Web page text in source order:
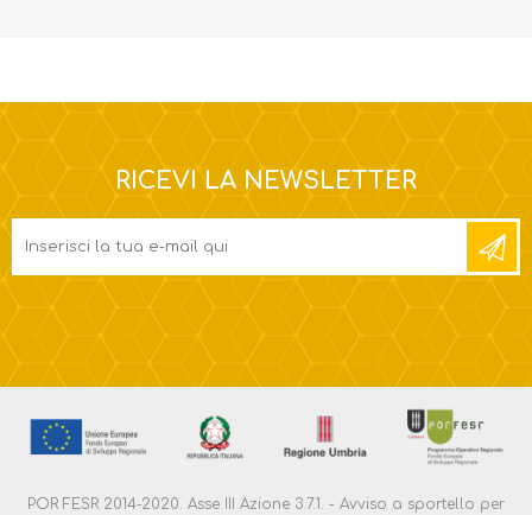
RICEVI LA NEWSLETTER
POR FESR 2014-2020. Asse III Azione 3.7.1. - Avviso a sportello per